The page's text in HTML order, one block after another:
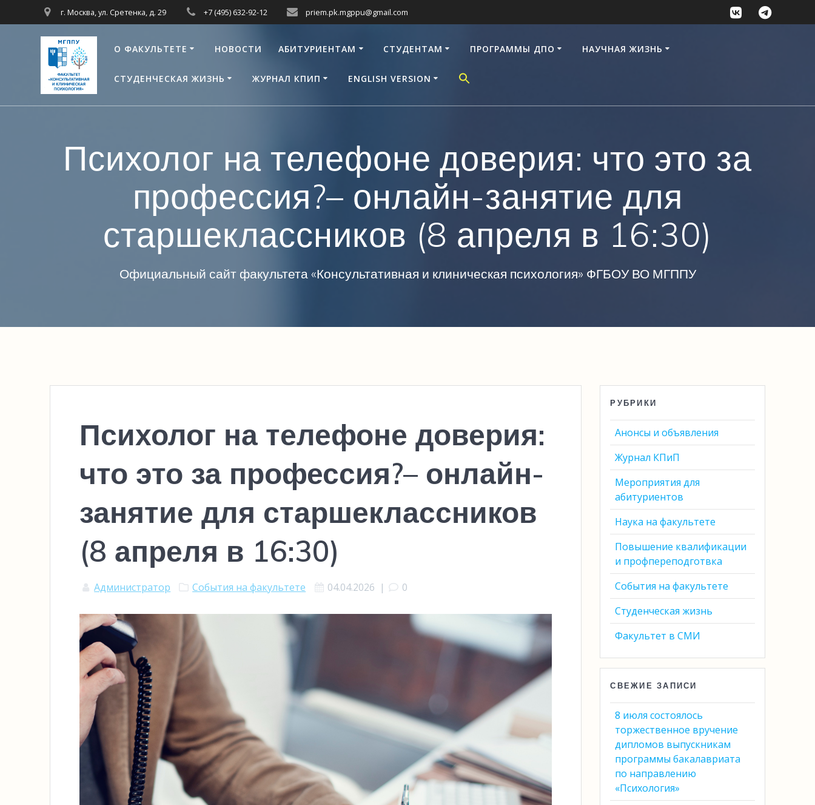
к
контенту
г. Москва, ул. Сретенка, д. 29 +7 (495) 632-92-12 priem.pk.mgppu@gmail.com
О ФАКУЛЬТЕТЕ НОВОСТИ АБИТУРИЕНТАМ СТУДЕНТАМ ПРОГРАММЫ ДПО НАУЧНАЯ ЖИЗНЬ
СТУДЕНЧЕСКАЯ ЖИЗНЬ ЖУРНАЛ КПИП ENGLISH VERSION
Психолог на телефоне доверия: что это за
профессия?– онлайн-занятие для
старшеклассников (8 апреля в 16:30)
Официальный сайт факультета «Консультативная и клиническая психология» ФГБОУ ВО МГППУ
Психолог на телефоне доверия:
что это за профессия?– онлайн-
занятие для старшеклассников
(8 апреля в 16:30)
Администратор События на факультете 04.04.2026 | 0
РУБРИКИ
Анонсы и объявления
Журнал КПиП
Мероприятия для
абитуриентов
Наука на факультете
Повышение квалификации
и профпереподготвка
События на факультете
Студенческая жизнь
Факультет в СМИ
СВЕЖИЕ ЗАПИСИ
8 июля состоялось
торжественное вручение
дипломов выпускникам
программы бакалавриата
по направлению
«Психология»